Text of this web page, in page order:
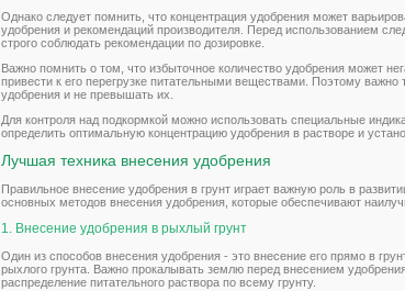
Однако следует помнить, что концентрация удобрения может
удобрения и рекомендаций производителя. Перед использованием
строго соблюдать рекомендации по дозировке.
Важно помнить о том, что избыточное количество удобрения может
привести к его перегрузке питательными веществами. Поэтому
удобрения и не превышать их.
Для контроля над подкормкой можно использовать специальные
определить оптимальную концентрацию удобрения в растворе и
Лучшая техника внесения удобрения
Правильное внесение удобрения в грунт играет важную роль в
основных методов внесения удобрения, которые обеспечивают
1. Внесение удобрения в рыхлый грунт
Один из способов внесения удобрения - это внесение его прямо в
рыхлого грунта. Важно прокалывать землю перед внесением
распределение питательного раствора по всему грунту.